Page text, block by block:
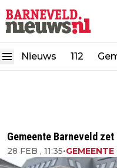
Nieuws 112
Gemeente Barneveld
28 FEB , 11:35•GEMEENTE